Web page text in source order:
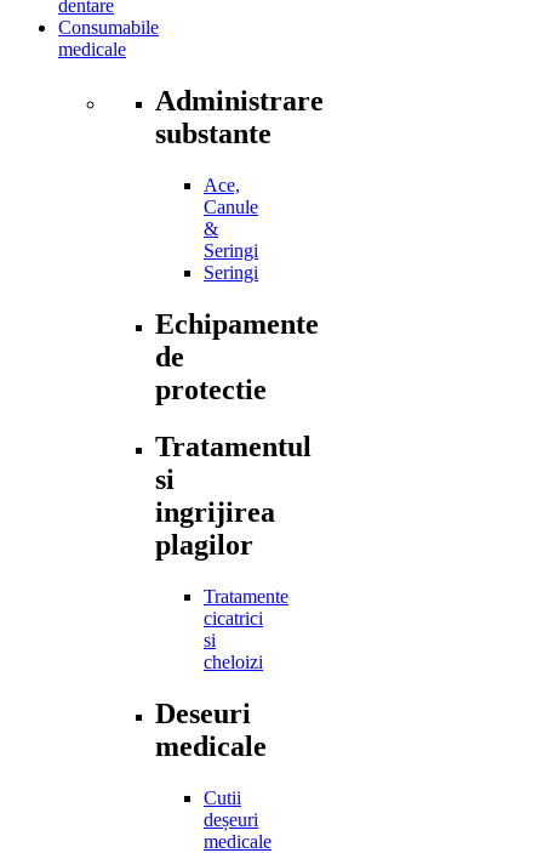
dentare
Consumabile
medicale
Administrare
substante
Ace,
Canule
&
Seringi
Seringi
Echipamente
de
protectie
Tratamentul
si
ingrijirea
plagilor
Tratamente
cicatrici
si
cheloizi
Deseuri
medicale
Cutii
deșeuri
medicale